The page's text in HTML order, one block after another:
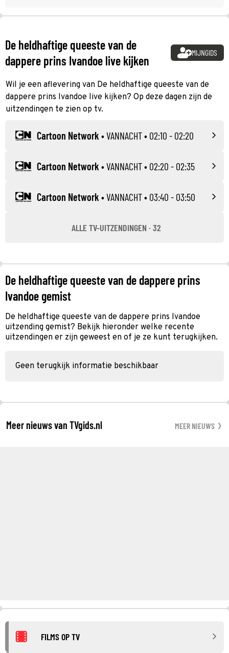
De heldhaftige queeste van de
dappere prins Ivandoe live kijken
MIJNGIDS
Wil je een aflevering van De heldhaftige queeste van de
dappere prins Ivandoe live kijken? Op deze dagen zijn de
uitzendingen te zien op tv.
Cartoon Network •VANNACHT• 02:10 - 02:20
Cartoon Network •VANNACHT• 02:20 - 02:35
Cartoon Network •VANNACHT• 03:40 - 03:50
ALLE TV-UITZENDINGEN · 32
De heldhaftige queeste van de dappere prins
Ivandoe gemist
De heldhaftige queeste van de dappere prins Ivandoe
uitzending gemist? Bekijk hieronder welke recente
uitzendingen er zijn geweest en of je ze kunt terugkijken.
Geen terugkijk informatie beschikbaar
Meer nieuws van TVgids.nl MEER NIEUWS
FILMS OP TV